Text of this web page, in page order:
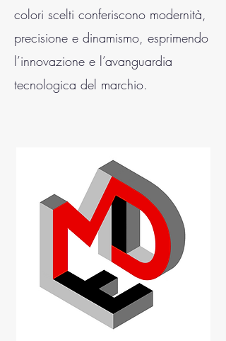
colori scelti conferiscono modernità,
precisione e dinamismo, esprimendo
l’innovazione e l’avanguardia
tecnologica del marchio.